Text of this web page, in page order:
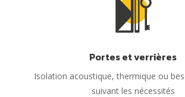
Portes et verrières
Isolation acoustique, thermique ou
suivant les nécessités